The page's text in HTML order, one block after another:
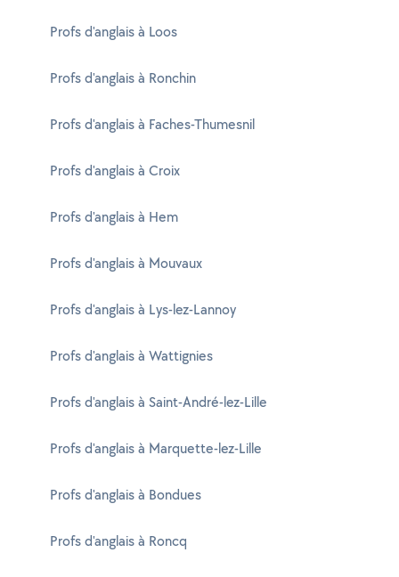
Profs d'anglais à Loos
Profs d'anglais à Ronchin
Profs d'anglais à Faches-Thumesnil
Profs d'anglais à Croix
Profs d'anglais à Hem
Profs d'anglais à Mouvaux
Profs d'anglais à Lys-lez-Lannoy
Profs d'anglais à Wattignies
Profs d'anglais à Saint-André-lez-Lille
Profs d'anglais à Marquette-lez-Lille
Profs d'anglais à Bondues
Profs d'anglais à Roncq